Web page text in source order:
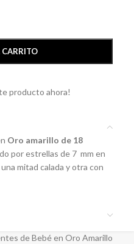
producto ahora!
Oro amarillo de 18
por estrellas de 7 mm en
mitad calada y otra con
de Bebé en Oro Amarillo